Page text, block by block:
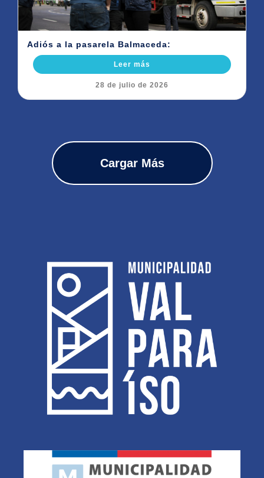
Adiós a la pasarela Balmaceda:
Leer más
28 de julio de 2026
Cargar Más